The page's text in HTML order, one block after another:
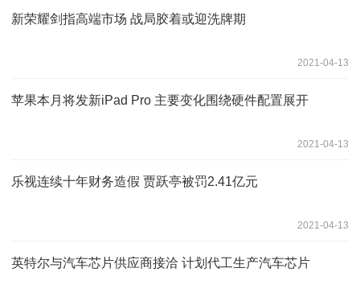
新荣耀剑指高端市场 战局胶着或迎洗牌期
2021-04-13
苹果本月将发新iPad Pro 主要变化围绕硬件配置展开
2021-04-13
乐视连续十年财务造假 贾跃亭被罚2.41亿元
2021-04-13
英特尔与汽车芯片供应商接洽 计划代工生产汽车芯片